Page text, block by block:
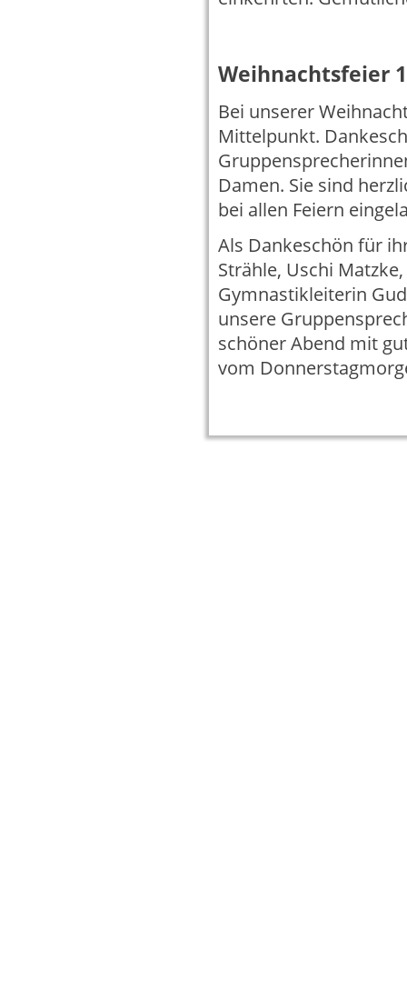
Weihnachtsfeier
Bei unserer
Mittelpunkt.
Damen. Sie sind
bei allen Feiern
Als Dankeschön für
Strähle, Uschi
Gymnastikleiterin
unsere
schöner Abend mit
vom